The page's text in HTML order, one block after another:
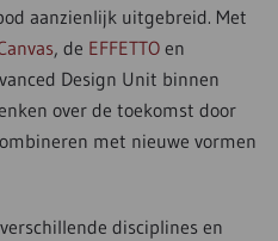
aanzienlijk uitgebreid. Met
, de EFFETTO en
Design Unit binnen
over de toekomst door
met nieuwe vormen
disciplines en